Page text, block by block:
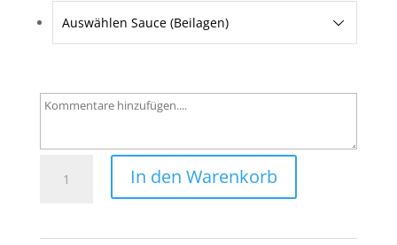
Auswählen Sauce (Beilagen)
Schweinefilet
In den Warenkorb